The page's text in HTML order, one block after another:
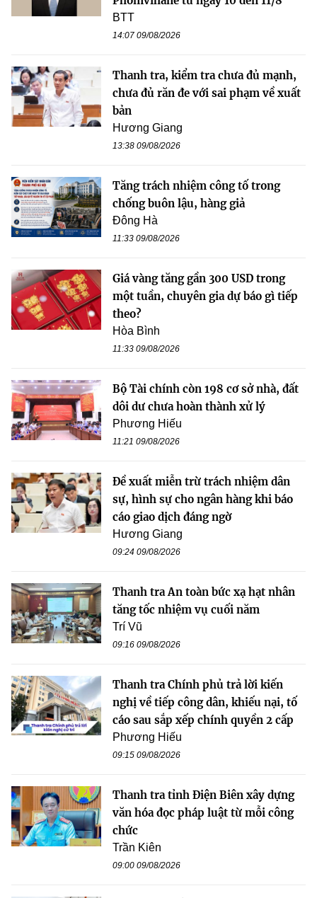
BTT
14:07 09/08/2026
Thanh tra, kiểm tra chưa đủ mạnh,
chưa đủ răn đe với sai phạm về xuất
bản
Hương Giang
13:38 09/08/2026
Tăng trách nhiệm công tố trong
chống buôn lậu, hàng giả
Đông Hà
11:33 09/08/2026
Giá vàng tăng gần 300 USD trong
một tuần, chuyên gia dự báo gì tiếp
theo?
Hòa Bình
11:33 09/08/2026
Bộ Tài chính còn 198 cơ sở nhà, đất
dôi dư chưa hoàn thành xử lý
Phương Hiếu
11:21 09/08/2026
Đề xuất miễn trừ trách nhiệm dân
sự, hình sự cho ngân hàng khi báo
cáo giao dịch đáng ngờ
Hương Giang
09:24 09/08/2026
Thanh tra An toàn bức xạ hạt nhân
tăng tốc nhiệm vụ cuối năm
Trí Vũ
09:16 09/08/2026
Thanh tra Chính phủ trả lời kiến
nghị về tiếp công dân, khiếu nại, tố
cáo sau sắp xếp chính quyền 2 cấp
Phương Hiếu
09:15 09/08/2026
Thanh tra tỉnh Điện Biên xây dựng
văn hóa đọc pháp luật từ mỗi công
chức
Trần Kiên
09:00 09/08/2026